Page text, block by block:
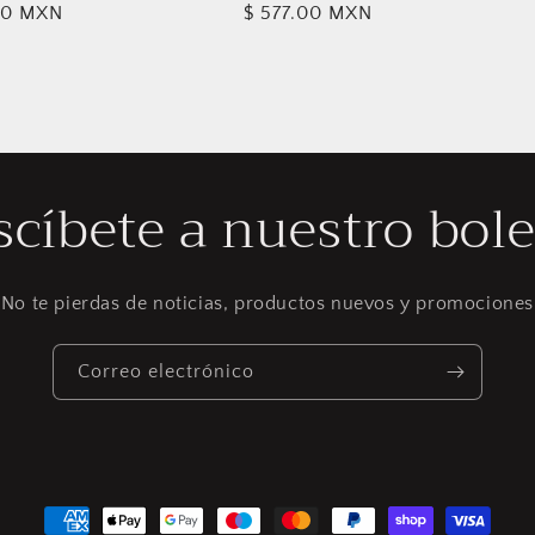
MXN
Precio
$ 577.00 MXN
a nuestro
No te pierdas de noticias, productos nuevos y promociones
Correo electrónico
Formas